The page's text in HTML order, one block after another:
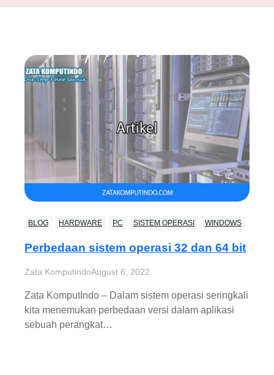
BLOG HARDWARE PC SISTEM OPERASI WINDOWS
Perbedaan sistem operasi 32 dan 64 bit
Zata KomputindoAugust 6, 2022
Zata KomputIndo – Dalam sistem operasi seringkali
kita menemukan perbedaan versi dalam aplikasi
sebuah perangkat…